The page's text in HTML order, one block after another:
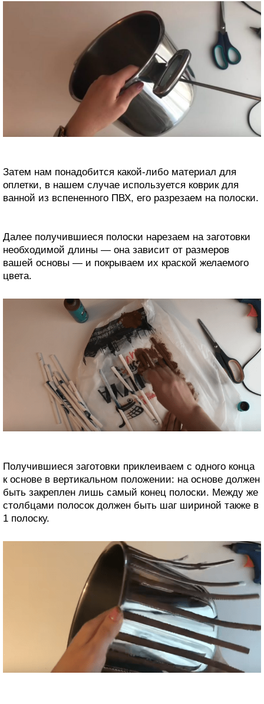
Затем нам понадобится какой-либо материал для
оплетки, в нашем случае используется коврик для
ванной из вспененного ПВХ, его разрезаем на полоски.
Далее получившиеся полоски нарезаем на заготовки
необходимой длины — она зависит от размеров
вашей основы — и покрываем их краской желаемого
цвета.
Получившиеся заготовки приклеиваем с одного конца
к основе в вертикальном положении: на основе должен
быть закреплен лишь самый конец полоски. Между же
столбцами полосок должен быть шаг шириной также в
1 полоску.